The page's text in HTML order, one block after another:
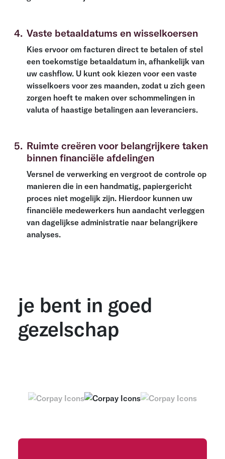
4. Vaste betaaldatums en wisselkoersen
Kies ervoor om facturen direct te betalen of stel
een toekomstige betaaldatum in, afhankelijk van
uw cashflow. U kunt ook kiezen voor een vaste
wisselkoers voor zes maanden, zodat u zich geen
zorgen hoeft te maken over schommelingen in
valuta of haastige betalingen aan leveranciers.
5. Ruimte creëren voor belangrijkere taken
binnen financiële afdelingen
Versnel de verwerking en vergroot de controle op
manieren die in een handmatig, papiergericht
proces niet mogelijk zijn. Hierdoor kunnen uw
financiële medewerkers hun aandacht verleggen
van dagelijkse administratie naar belangrijkere
analyses.
je bent in goed
gezelschap